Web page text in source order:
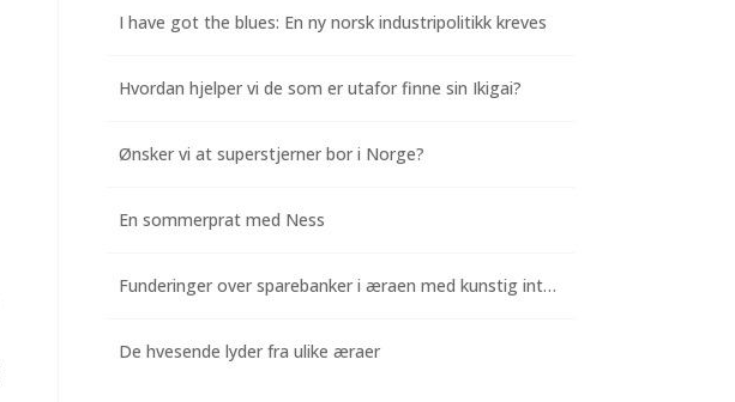
I have got the blues: En ny norsk industripolitikk kreves
Hvordan hjelper vi de som er utafor finne sin Ikigai?
Ønsker vi at superstjerner bor i Norge?
En sommerprat med Ness
Funderinger over sparebanker i æraen med kunstig intelligens
De hvesende lyder fra ulike æraer